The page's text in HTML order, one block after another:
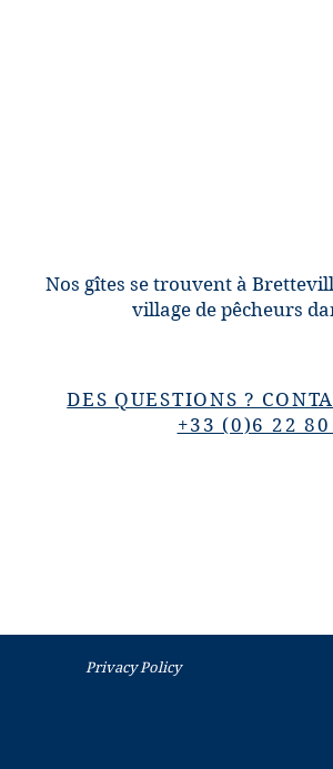
Nos gîtes se trouvent à
village de pêcheurs
DES QUESTIONS ?
+33 (0)6 22
Privacy Policy